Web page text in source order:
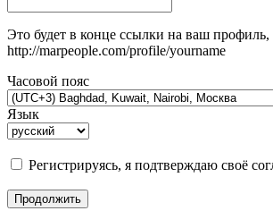
Это будет в конце ссылки на ваш
http://marpeople.com/profile/yourname
Часовой пояс
Язык
Регистрируясь, я подтверждаю своё
Продолжить